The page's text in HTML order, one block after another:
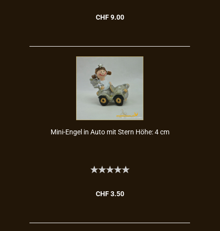
CHF 9.00
Mini-​Engel in Auto mit Stern Höhe: 4 cm
CHF 3.50